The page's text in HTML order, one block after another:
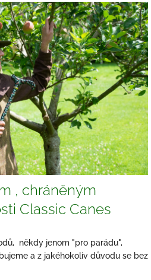
, chráněným
Classic Canes
někdy jenom "pro parádu",
a z jakéhokoliv důvodu se bez